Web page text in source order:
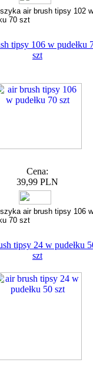
tipsy 106 w pudełku
szt
Cena:
39,99 PLN
tipsy 24 w pudełku
szt